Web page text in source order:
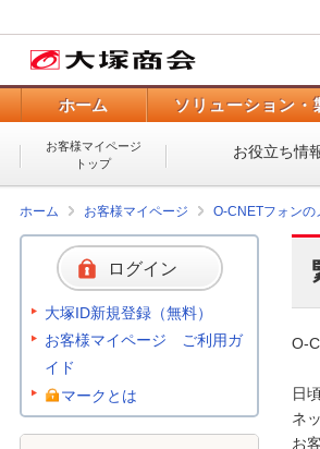
ホーム ソリューション・
お客様マイページ
トップ
お役立ち情
ホーム お客様マイページ O-CNETフォンの
O-
日
ネ
お
ログイン
大塚ID新規登録（無料）
お客様マイページ ご利用ガ
イド
マークとは